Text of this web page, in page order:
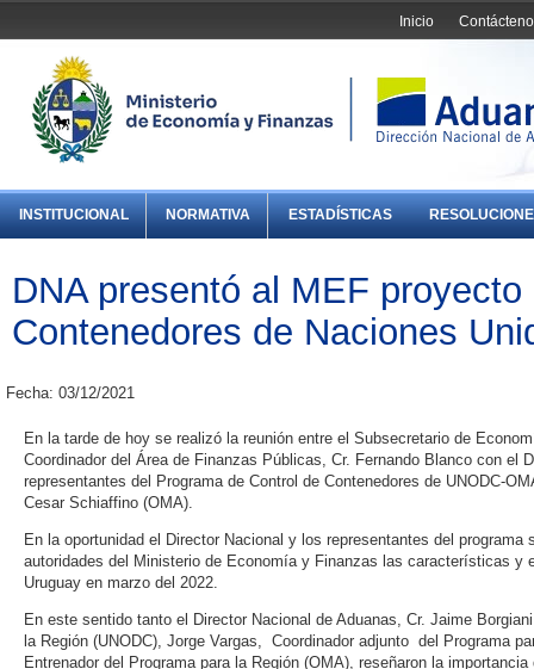
Inicio
INSTITUCIONAL NORMATIVA ESTADÍSTICAS
DNA presentó al MEF
Contenedores de Naciones
Fecha: 03/12/2021
En la tarde de hoy se realizó la reunión entre el Subsecretario de
Coordinador del Área de Finanzas Públicas, Cr. Fernando Blanco con el
representantes del Programa de Control de Contenedores de UNODC-
Cesar Schiaffino (OMA).
En la oportunidad el Director Nacional y los representantes del
autoridades del Ministerio de Economía y Finanzas las características y
Uruguay en marzo del 2022.
En este sentido tanto el Director Nacional de Aduanas, Cr. Jaime
la Región (UNODC), Jorge Vargas, Coordinador adjunto del Programa
Entrenador del Programa para la Región (OMA), reseñaron la